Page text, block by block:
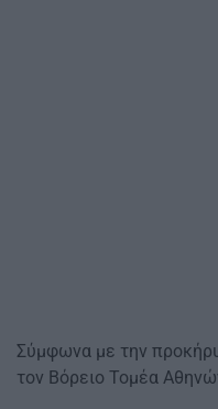
Σύμφωνα με την
τον Βόρειο Τομέα